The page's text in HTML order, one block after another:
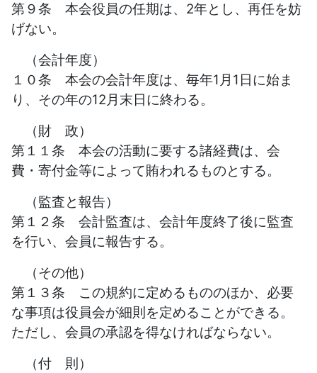
第９条 本会役員の任期は、2年とし、再任を妨
げない。
（会計年度）
１０条 本会の会計年度は、毎年1月1日に始ま
り、その年の12月末日に終わる。
（財 政）
第１１条 本会の活動に要する諸経費は、会
費・寄付金等によって賄われるものとする。
（監査と報告）
第１２条 会計監査は、会計年度終了後に監査
を行い、会員に報告する。
（その他）
第１３条 この規約に定めるもののほか、必要
な事項は役員会が細則を定めることができる。
ただし、会員の承認を得なければならない。
（付 則）